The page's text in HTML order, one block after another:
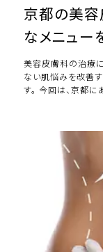
京都の美容
なメニュー
美容皮膚科の治療
ない肌悩みを改善
す。 今回は、京都